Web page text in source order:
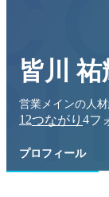
皆川
営業メインの人
12つながり 4フ
プロフィール